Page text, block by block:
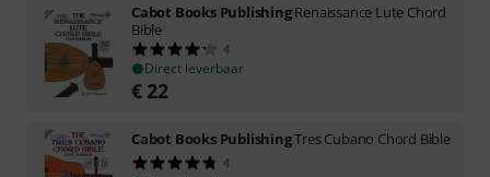
Cabot Books PublishingRenaissance Lute Chord
Bible
4
Direct leverbaar
€ 22
Cabot Books PublishingTres Cubano Chord Bible
4